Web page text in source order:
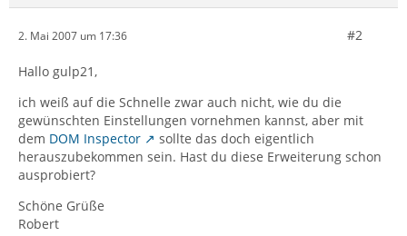
2. Mai 2007 um 17:36 #2
Hallo gulp21,
ich weiß auf die Schnelle zwar auch nicht, wie du die
gewünschten Einstellungen vornehmen kannst, aber mit
dem DOM Inspector
sollte das doch eigentlich
herauszubekommen sein. Hast du diese Erweiterung schon
ausprobiert?
Schöne Grüße
Robert